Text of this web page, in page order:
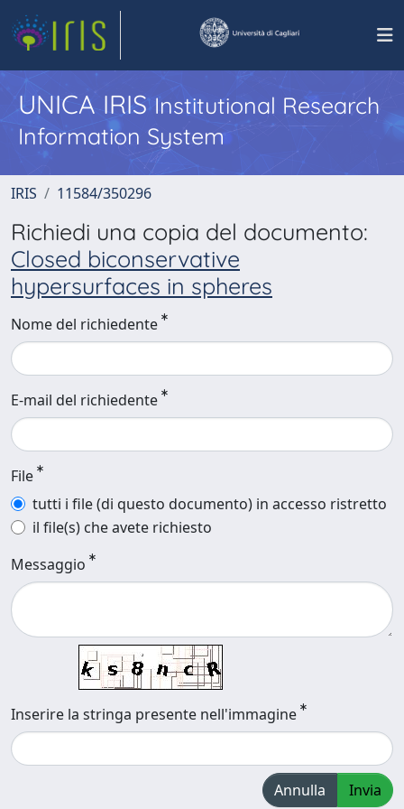
UNICA IRISInstitutional Research
Information System
IRIS 11584/350296
Richiedi una copia del documento:
Closed biconservative
hypersurfaces in spheres
Nome del richiedente
E-mail del richiedente
File
tutti i file (di questo documento) in accesso ristretto
il file(s) che avete richiesto
Messaggio
Inserire la stringa presente nell'immagine
Annulla Invia